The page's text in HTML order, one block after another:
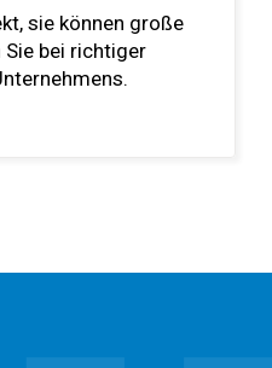
sie können große
Sie bei richtiger